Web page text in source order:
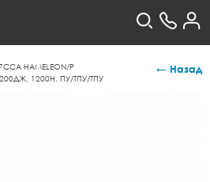
HAMELEON/Р
1200Н, ПУ/ТПУ/ТПУ
← Назад